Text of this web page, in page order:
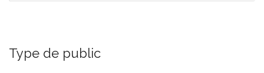
Type de public